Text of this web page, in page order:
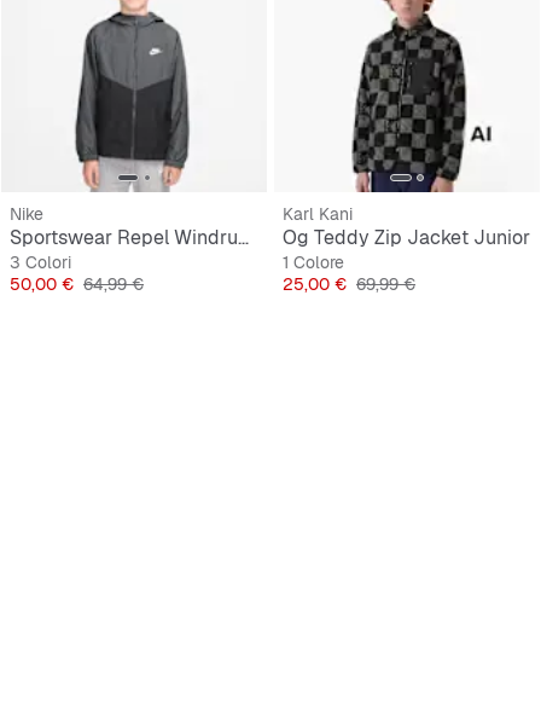
Nike
Sportswear Repel Windrunner Hooded Jacket
3 Colori
Prezzo
50,00 € Prezzo originale
64,99 €
Karl Kani
Og Teddy Zip Jacket Junior
1 Colore
Prezzo
25,00 € Prezzo originale
69,99 €